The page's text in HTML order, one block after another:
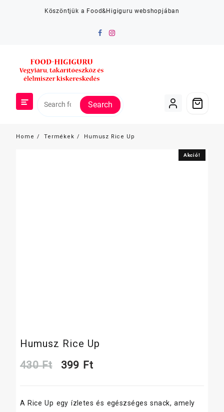
Köszöntjük a Food&Higiguru webshopjában
Search
Home Termékek Humusz Rice Up
Akció!
Humusz Rice Up
430Ft
Original
was:
399 FtCurrent
is:
A Rice Up egy ízletes és egészséges snack, amely
Akció!